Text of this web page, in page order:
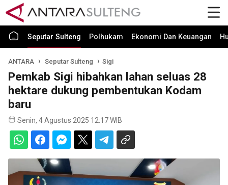
Seputar Sulteng Polhukam Ekonomi Dan Keuangan
ANTARA Seputar Sulteng Sigi
Pemkab Sigi hibahkan lahan seluas 28
hektare dukung pembentukan Kodam
baru
Senin, 4 Agustus 2025 12:17 WIB